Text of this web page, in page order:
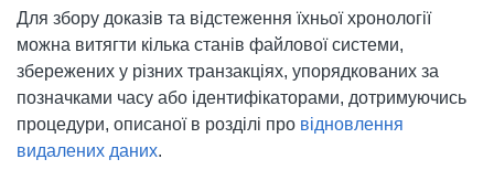
Для збору доказів та відстеження їхньої хронології
можна витягти кілька станів файлової системи,
збережених у різних транзакціях, упорядкованих за
позначками часу або ідентифікаторами, дотримуючись
процедури, описаної в розділі про відновлення
видалених даних.